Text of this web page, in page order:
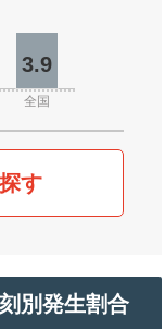
3.9
全国
す
別発生割合